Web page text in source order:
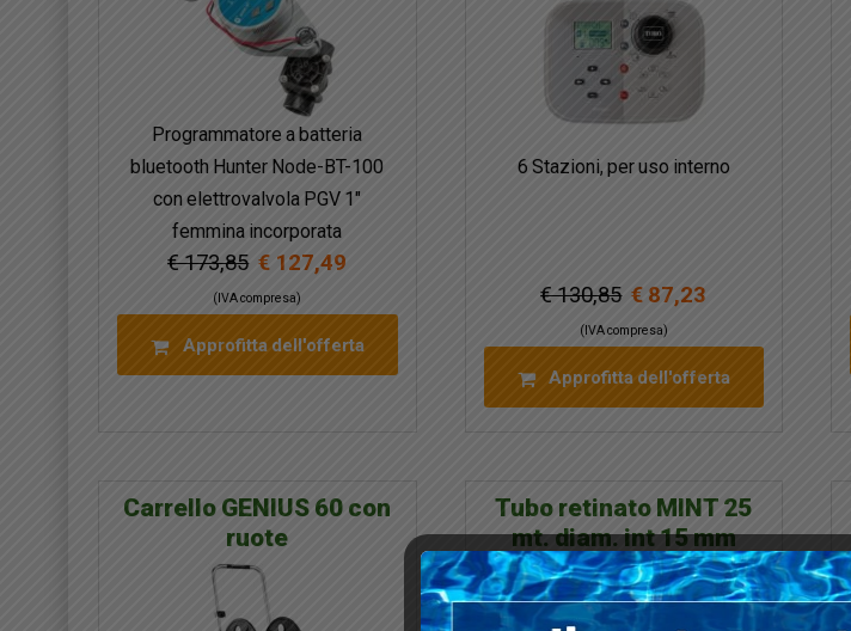
Programmatore a batteria
bluetooth Hunter Node-BT-100
con elettrovalvola PGV 1″
femmina incorporata
€ 173,85 € 127,49
(IVA compresa)
Approfitta dell'offerta
6 Stazioni, per uso interno
€ 130,85 € 87,23
(IVA compresa)
Approfitta dell'offerta
Carrello GENIUS 60 con
ruote
Tubo retinato MINT 25
mt. diam. int 15 mm